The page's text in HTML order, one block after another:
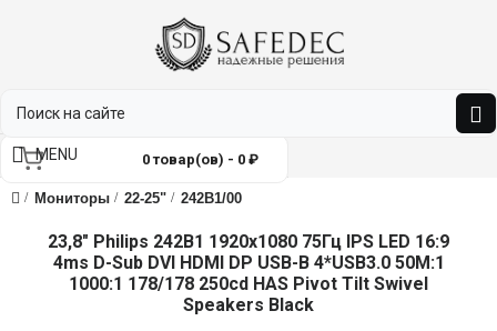
0 товар(ов) - 0 ₽
MENU
Мониторы 22-25" 242B1/00
23,8" Philips 242B1 1920x1080 75Гц IPS LED 16:9
4ms D-Sub DVI HDMI DP USB-B 4*USB3.0 50M:1
1000:1 178/178 250cd HAS Pivot Tilt Swivel
Speakers Black